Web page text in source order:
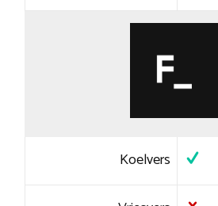
Koelvers